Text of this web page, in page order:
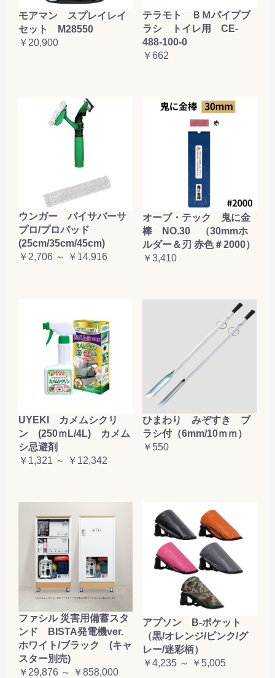
お買い物を続ける カートへ進む
モアマン スプレイレイ
セット M28550
￥20,900
テラモト ＢＭパイプブ
ラシ トイレ用 CE-
488-100-0
￥662
ウンガー バイサバーサ
プロ/プロパッド
(25cm/35cm/45cm)
￥2,706 ～ ￥14,916
オーブ・テック 鬼に金
棒 NO.30 （30mmホ
ルダー＆刃 赤色＃2000）
￥3,410
UYEKI カメムシクリ
ン (250ｍL/4L) カメム
シ忌避剤
￥1,321 ～ ￥12,342
ひまわり みぞすき ブ
ラシ付（6mm/10ｍｍ）
￥550
ファシル 災害用備蓄スタ
ンド BISTA発電機ver.
ホワイト/ブラック (キャ
スター別売)
￥29,876 ～ ￥858,000
アプソン B-ポケット
（黒/オレンジ/ピンク/グ
レー/迷彩柄）
￥4,235 ～ ￥5,005